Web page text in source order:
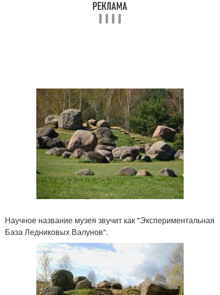
Научное название музея звучит как "Экспериментальная
База Ледниковых Валунов".